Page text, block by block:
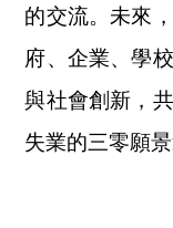
的交流。未來
府、企業、學
與社會創新，
失業的三零願景